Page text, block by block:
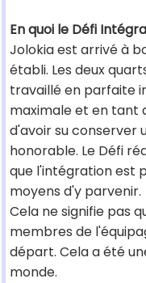
En quoi le Défi
Jolokia est arrivé à
établi. Les deux
travaillé en parfaite
maximale et en tant
d'avoir su conserver
honorable. Le Défi
que l'intégration est
moyens d'y parvenir.
Cela ne signifie pas
membres de
départ. Cela a été
monde.